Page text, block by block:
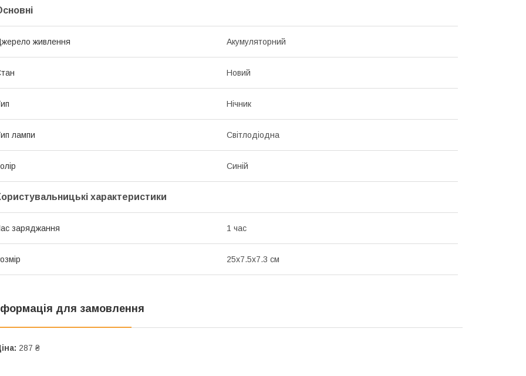
живлення Акумуляторний
Новий
Нічник
лампи Світлодіодна
Синій
характеристики
заряджання 1 час
25x7.5x7.3 см
для замовлення
287 ₴